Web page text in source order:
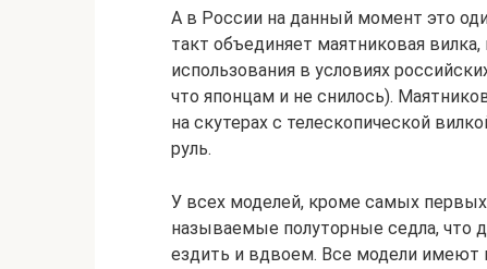
А в России на данный момент это
такт объединяет маятниковая
использования в условиях
что японцам и не снилось).
на скутерах с телескопической
руль.
У всех моделей, кроме самых
называемые полуторные седла, что
ездить и вдвоем. Все модели имеют